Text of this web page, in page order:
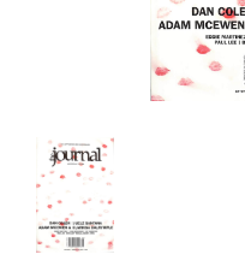
コンサート
スカラシップ受賞者
CONTACT